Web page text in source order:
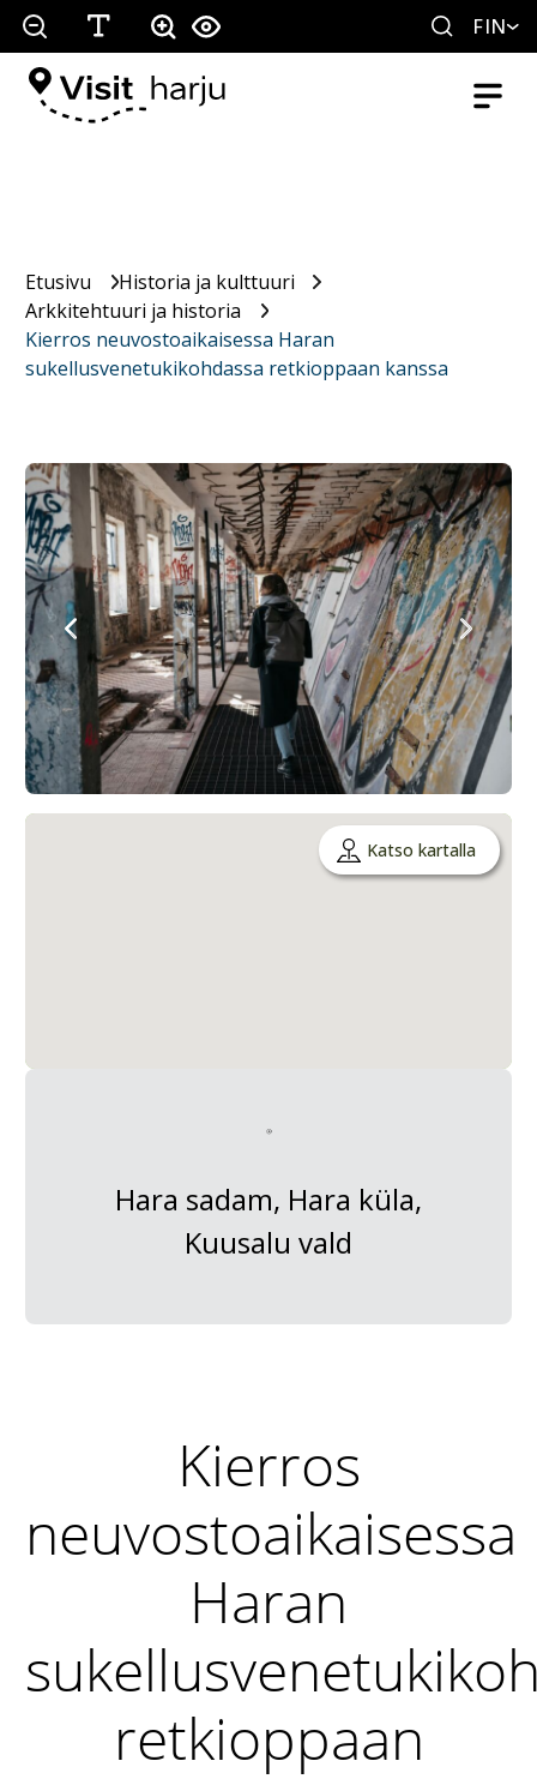
FIN
Etusivu
Historia ja kulttuuri
Arkkitehtuuri ja historia
Kierros neuvostoaikaisessa Haran
sukellusvenetukikohdassa retkioppaan kanssa
Katso kartalla
Hara sadam, Hara küla,
Kuusalu vald
Kierros
neuvostoaikaisessa
Haran
retkioppaan